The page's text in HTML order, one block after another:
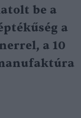
be a
a
a 10